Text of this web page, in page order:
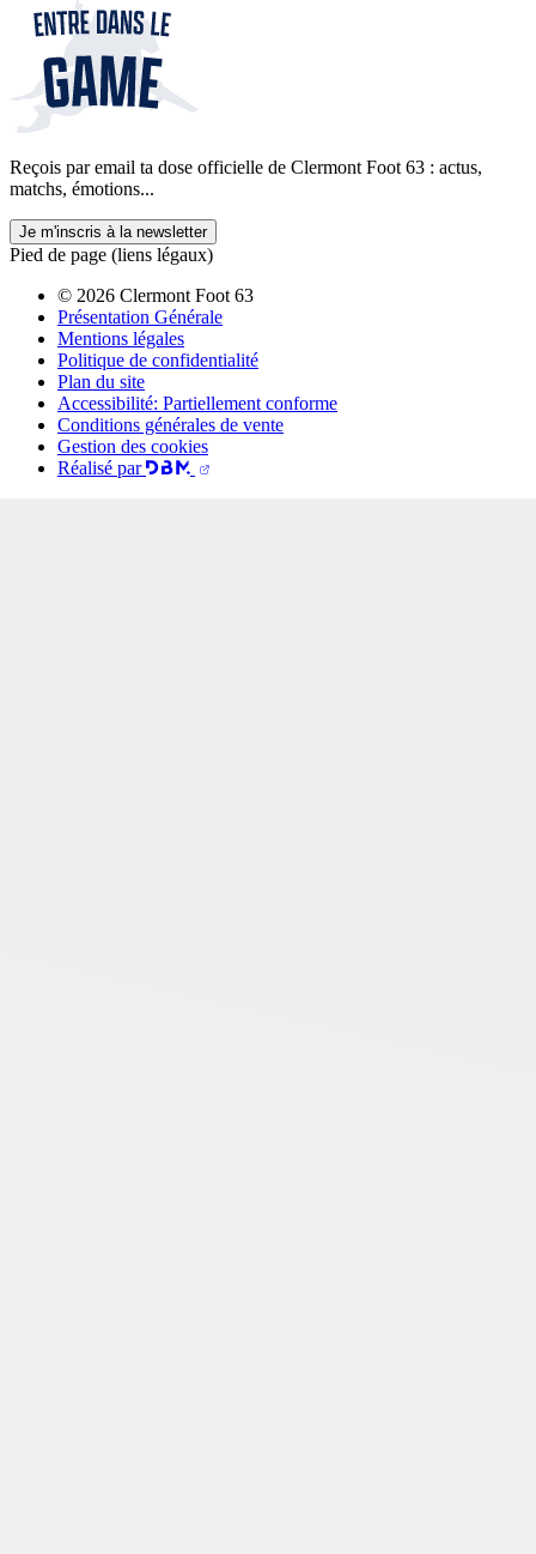
Reçois par email ta dose officielle de Clermont Foot 63 : actus,
matchs, émotions...
Je m'inscris à la newsletter
Pied de page (liens légaux)
© 2026 Clermont Foot 63
Présentation Générale
Mentions légales
Politique de confidentialité
Plan du site
Accessibilité: Partiellement conforme
Conditions générales de vente
Gestion des cookies
Réalisé par